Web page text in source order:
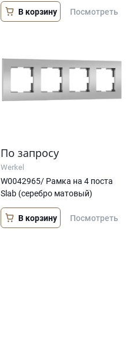
В корзину Посмотреть
По запросу
Werkel
W0042965/ Рамка на 4 поста
Slab (серебро матовый)
В корзину Посмотреть